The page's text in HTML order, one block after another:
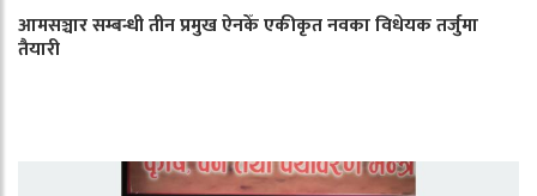
आमसञ्चार सम्बन्धी तीन प्रमुख ऐनकेँ एकीकृत नवका विधेयक तर्जुमा
तैयारी